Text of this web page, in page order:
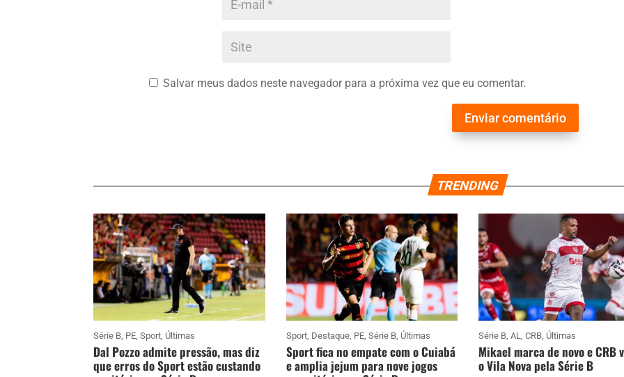
Salvar meus dados neste navegador para a próxima vez que eu comentar.
Enviar comentário
TRENDING
Série B, PE,Sport, Últimas
Dal Pozzo admite pressão, mas diz
que erros do Sport estão custando
Sport, Destaque, PE, Série B, Últimas
Sport fica no empate com o Cuiabá
e amplia jejum para nove jogos
Série B, AL, CRB, Últimas
Mikael marca de novo e CRB
o Vila Nova pela Série B